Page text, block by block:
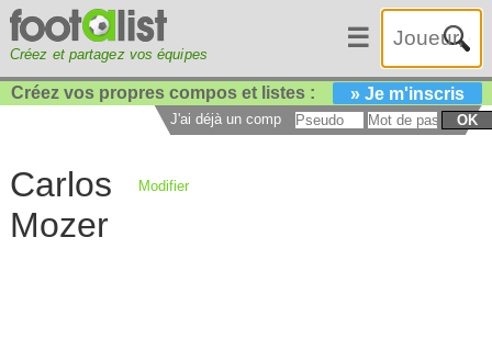
Créez et partagez vos équipes
☰
Créez vos propres compos et listes : » Je m'inscris
J'ai déjà un compte : OK
Carlos
Mozer
Modifier